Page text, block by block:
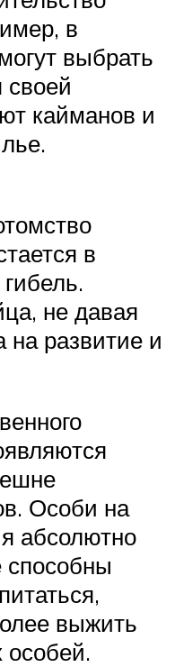
в
выбрать
своей
кайманов и
в
не давая
развитие и
Особи на
абсолютно
выжить